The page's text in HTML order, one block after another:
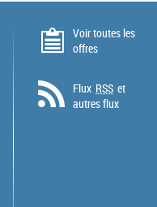
Voir toutes les
offres
Flux RSS et
autres flux